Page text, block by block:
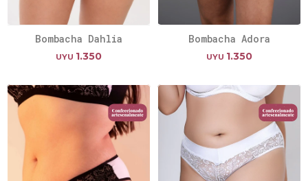
Bombacha Dahlia
UYU 1.350
Bombacha Adora
UYU 1.350